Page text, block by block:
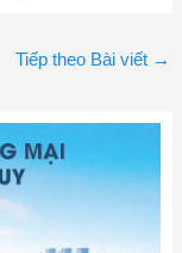
Tiếp theo Bài viết →